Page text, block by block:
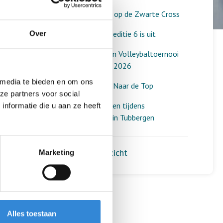
Over
te bieden en om ons
partners voor social
die u aan ze heeft
Marketing
Alles toestaan
Een geslaagde dag op de Zwarte Cross
Aardewerk verslag editie 6 is uit
Dit was het Aveleijn Volleybaltoernooi
voor medewerkers 2026
Diploma-uitreiking Naar de Top
Mooie ontmoetingen tijdens
spelletjesochtend in Tubbergen
Terug naar het overzicht